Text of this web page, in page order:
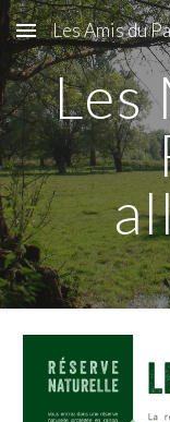
Skip to main
Les Amis du
Les